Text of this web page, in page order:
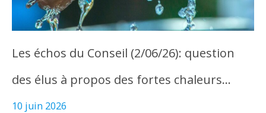
Les échos du Conseil (2/06/26): question
des élus à propos des fortes chaleurs…
10 juin 2026